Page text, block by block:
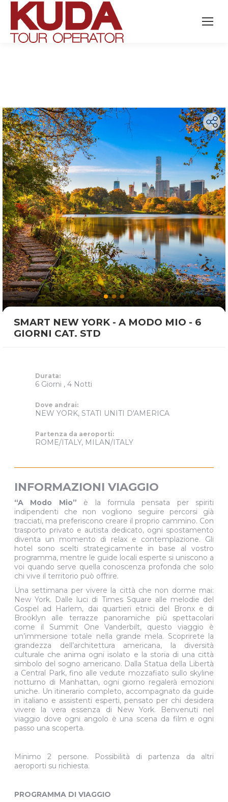
Search:
SMART NEW YORK - A MODO MIO - 6
GIORNI CAT. STD
Durata:
6 Giorni , 4 Notti
Dove andrai:
NEW YORK, STATI UNITI D'AMERICA
Partenza da aeroporti:
ROME/ITALY, MILAN/ITALY
INFORMAZIONI VIAGGIO
“A Modo Mio” è la formula pensata per spiriti
indipendenti che non vogliono seguire percorsi già
tracciati, ma preferiscono creare il proprio cammino. Con
trasporto privato e autista dedicato, ogni spostamento
diventa un momento di relax e contemplazione. Gli
hotel sono scelti strategicamente in base al vostro
programma, mentre le guide locali esperte si uniscono a
voi quando serve quella conoscenza profonda che solo
chi vive il territorio può offrire.
Una settimana per vivere la città che non dorme mai:
New York. Dalle luci di Times Square alle melodie del
Gospel ad Harlem, dai quartieri etnici del Bronx e di
Brooklyn alle terrazze panoramiche più spettacolari
come il Summit One Vanderbilt, questo viaggio è
un’immersione totale nella grande mela. Scoprirete la
grandezza dell’architettura americana, la diversità
culturale che anima ogni isolato e la storia di una città
simbolo del sogno americano. Dalla Statua della Libertà
a Central Park, fino alle vedute mozzafiato sullo skyline
notturno di Manhattan, ogni giorno regalerà emozioni
uniche. Un itinerario completo, accompagnato da guide
in italiano e assistenti esperti, pensato per chi desidera
vivere la vera essenza di New York. Benvenuti nel
viaggio dove ogni angolo è una scena da film e ogni
passo una scoperta.
Minimo 2 persone. Possibilità di partenza da altri
aeroporti su richiesta.
PROGRAMMA DI VIAGGIO